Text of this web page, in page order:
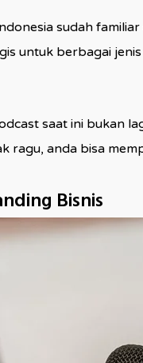
sudah
untuk berbagai
saat ini bukan
ragu, anda bisa
Bisnis